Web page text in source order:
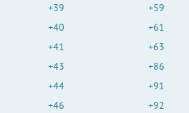
+39
+40
+41
+43
+44
+46
+59
+61
+63
+86
+91
+92